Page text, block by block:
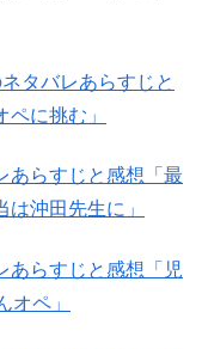
タバレあらすじと
に挑む」
あらすじと感想「最
沖田先生に」
あらすじと感想「児
オペ」